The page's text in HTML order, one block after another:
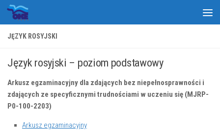
Skip to content
JĘZYK ROSYJSKI
Język rosyjski – poziom podstawowy
Arkusz egzaminacyjny dla zdających bez niepełnosprawności i
zdających ze specyficznymi trudnościami w uczeniu się (MJRP-
P0-100-2203)
Arkusz egzaminacyjny